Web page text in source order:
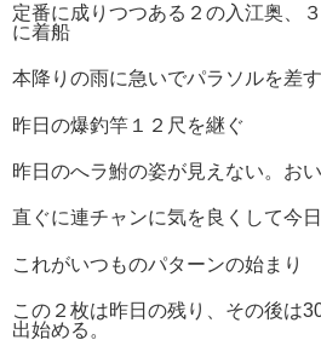
定番に成りつつある２の入江奥、
に着船
本降りの雨に急いでパラソルを差
昨日の爆釣竿１２尺を継ぐ
昨日のへラ鮒の姿が見えない。お
直ぐに連チャンに気を良くして今
これがいつものパターンの始まり
この２枚は昨日の残り、その後は
出始める。